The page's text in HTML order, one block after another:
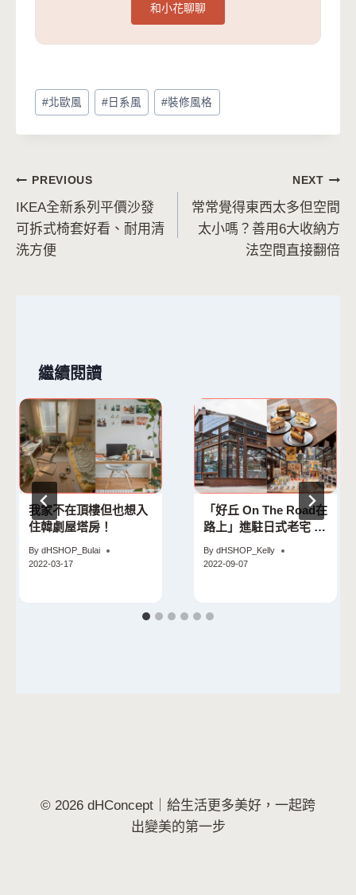
和小花聊聊
Post
Tags:
#北歐風 # 日系風 #裝修風格
文
章
導
PREVIOUS
IKEA全新系列平價沙發
可拆式椅套好看、耐用清
洗方便
NEXT
常常覺得東西太多但空間
太小嗎？善用6大收納方
法空間直接翻倍
繼續閱讀
我家不在頂樓但也想入
住韓劇屋塔房！
By dHSHOP_Bulai
2022-03-17
「好丘 On The Road在
路上」進駐日式老宅 全
採光玻璃屋超夢幻 6款
厚將貝果必吃！
By dHSHOP_Kelly
2022-09-07
© 2026 dHConcept｜給生活更多美好，一起跨
出變美的第一步